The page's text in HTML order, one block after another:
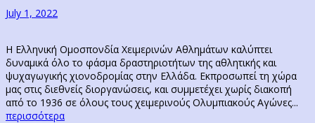
July 1, 2022
Η Ελληνική Ομοσπονδία Χειμερινών Αθλημάτων καλύπτει
δυναμικά όλο το φάσμα δραστηριοτήτων της αθλητικής και
ψυχαγωγικής χιονοδρομίας στην Ελλάδα. Εκπροσωπεί τη χώρα
μας στις διεθνείς διοργανώσεις, και συμμετέχει χωρίς διακοπή
από το 1936 σε όλους τους χειμερινούς Ολυμπιακούς Αγώνες...
περισσότερα